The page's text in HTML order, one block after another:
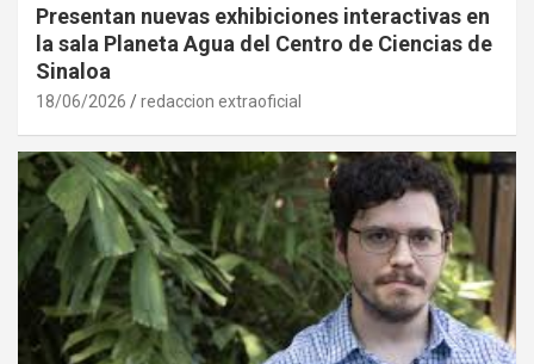
Presentan nuevas exhibiciones interactivas en
la sala Planeta Agua del Centro de Ciencias de
Sinaloa
18/06/2026 redaccion extraoficial